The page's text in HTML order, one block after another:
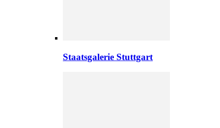
Staatsgalerie Stuttgart